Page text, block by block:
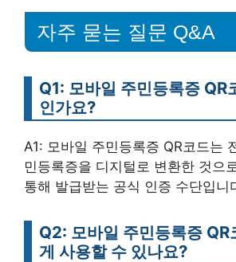
자주 묻는 질문 Q&A
Q1: 모바일 주민등록증 QR
인가요?
A1: 모바일 주민등록증 QR코드는
민등록증을 디지털로 변환한 것으
통해 발급받는 공식 인증 수단입니
Q2: 모바일 주민등록증 QR
게 사용할 수 있나요?